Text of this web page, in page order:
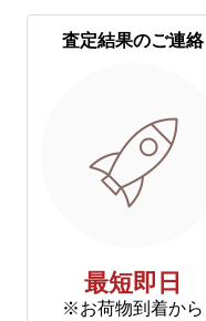
査定結果のご連絡
最短即日
※お荷物到着から